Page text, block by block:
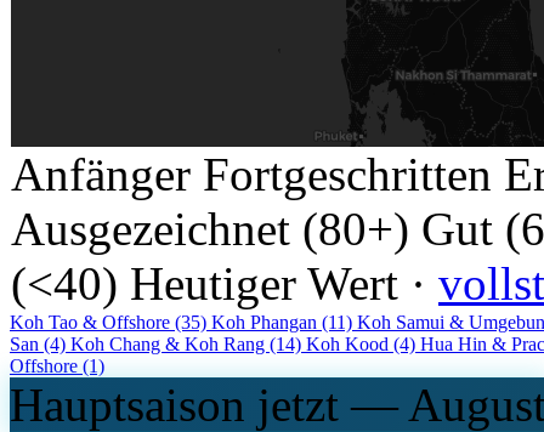
Anfänger Fortgeschritten
Ausgezeichnet (80+) Gut
(<40) Heutiger Wert ·
Koh Tao & Offshore (35) Koh Phangan (11) Koh Samui &
San (4) Koh Chang & Koh Rang (14) Koh Kood (4) Hua Hin &
Offshore (1)
Hauptsaison jetzt —